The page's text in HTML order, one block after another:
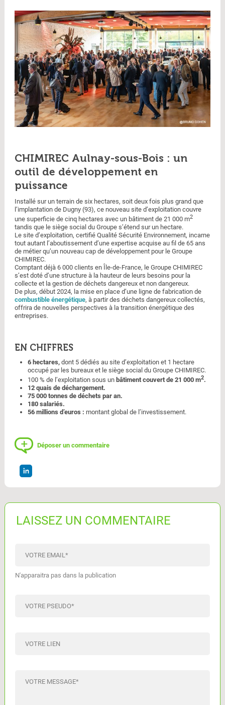
CHIMIREC Aulnay-sous-Bois : un
outil de développement en
puissance
Installé sur un terrain de six hectares, soit deux fois plus grand que
l’implantation de Dugny (93), ce nouveau site d’exploitation couvre
une superficie de cinq hectares avec un bâtiment de 21 000 m2
tandis que le siège social du Groupe s’étend sur un hectare.
Le site d’exploitation, certifié Qualité Sécurité Environnement, incarne
tout autant l’aboutissement d’une expertise acquise au fil de 65 ans
de métier qu’un nouveau cap de développement pour le Groupe
CHIMIREC.
Comptant déjà 6 000 clients en Île-de-France, le Groupe CHIMIREC
s’est doté d’une structure à la hauteur de leurs besoins pour la
collecte et la gestion de déchets dangereux et non dangereux.
De plus, début 2024, la mise en place d’une ligne de fabrication de
combustible énergétique, à partir des déchets dangereux collectés,
offrira de nouvelles perspectives à la transition énergétique des
entreprises.
EN CHIFFRES
6 hectares,dont 5 dédiés au site d’exploitation et 1 hectare
occupé par les bureaux et le siège social du Groupe CHIMIREC.
100 % de l’exploitation sous un bâtiment couvert de 21 000 m2.
12 quais de déchargement.
75 000 tonnes de déchets par an.
180 salariés.
56 millions d’euros : montant global de l’investissement.
Déposer un commentaire
LAISSEZ UN COMMENTAIRE
VOTRE EMAIL*
N'apparaitra pas dans la publication
VOTRE PSEUDO*
VOTRE LIEN
VOTRE MESSAGE*